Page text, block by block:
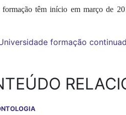
têm início em março de
formação